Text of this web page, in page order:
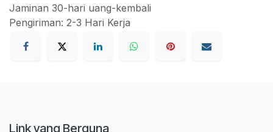
Jaminan 30-hari uang-kembali
Pengiriman: 2-3 Hari Kerja
Link yang Berguna